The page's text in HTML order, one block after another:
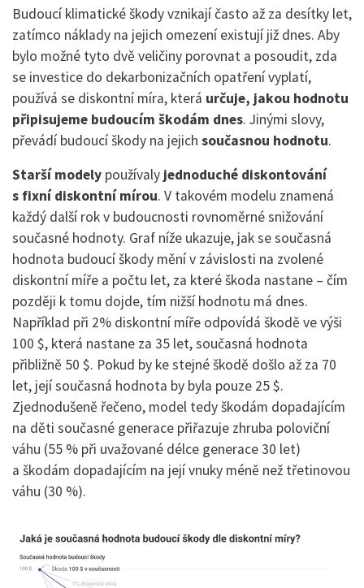
Budoucí klimatické škody vznikají často až za desítky let,
zatímco náklady na jejich omezení existují již dnes. Aby
bylo možné tyto dvě veličiny porovnat a posoudit, zda
se investice do dekarbonizačních opatření vyplatí,
používá se diskontní míra, která určuje, jakou hodnotu
připisujeme budoucím škodám dnes. Jinými slovy,
převádí budoucí škody na jejich současnou hodnotu.
Starší modely používaly jednoduché diskontování
s fixní diskontní mírou. V takovém modelu znamená
každý další rok v budoucnosti rovnoměrné snižování
současné hodnoty. Graf níže ukazuje, jak se současná
hodnota budoucí škody mění v závislosti na zvolené
diskontní míře a počtu let, za které škoda nastane – čím
později k tomu dojde, tím nižší hodnotu má dnes.
Například při 2% diskontní míře odpovídá škodě ve výši
100 $, která nastane za 35 let, současná hodnota
přibližně 50 $. Pokud by ke stejné škodě došlo až za 70
let, její současná hodnota by byla pouze 25 $.
Zjednodušeně řečeno, model tedy škodám dopadajícím
na děti současné generace přiřazuje zhruba poloviční
váhu (55 % při uvažované délce generace 30 let)
a škodám dopadajícím na její vnuky méně než třetinovou
váhu (30 %).